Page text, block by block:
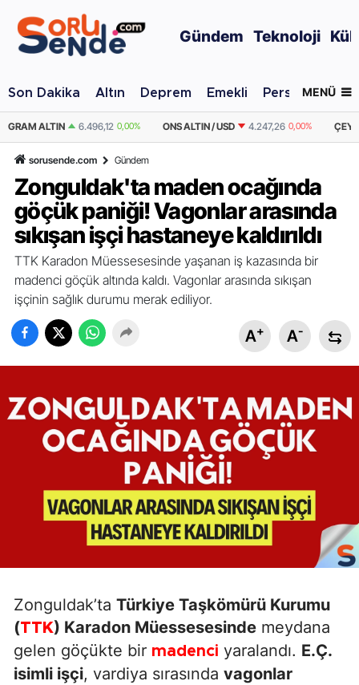
Gündem Teknoloji
Son Dakika Altın Deprem Emekli Personel Alımı
MENÜ
ONS ALTIN / USD 4.247,26 0,00% ÇEYREK ALTIN 10.621,16 0,00%
sorusende.com Gündem
Zonguldak'ta maden ocağında
göçük paniği! Vagonlar arasında
sıkışan işçi hastaneye kaldırıldı
TTK Karadon Müessesesinde yaşanan iş kazasında bir
madenci göçük altında kaldı. Vagonlar arasında sıkışan
işçinin sağlık durumu merak ediliyor.
A+ A-
Zonguldak’ta Türkiye Taşkömürü Kurumu
(TTK) Karadon Müessesesinde meydana
gelen göçükte bir madenci yaralandı. E.Ç.
isimli işçi, vardiya sırasında vagonlar